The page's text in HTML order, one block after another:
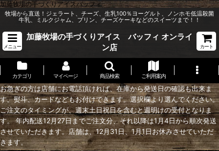
加藤牧場の手づくりアイスバッフィ
牧場から直送！ジェラート、チーズ、生乳100％ヨーグルト、ノンホモ低温殺菌
牛乳、ミルクジャム、プリン、チーズケーキなどのスイーツまで！！
メニュー
加藤牧場の手づくりアイス バッフィ オンライ
ン店
カート
カテゴリ マイページ 商品検索 ご利用案内
お急ぎの方は店舗にお電話頂ければ、在庫から発送日の確認も出来ま
す。熨斗、カードなどもお付けできます。選択欄より選んでください。
ご注文のタイミングが、週末土日祝日を含むと週明けの受付となりま
す。 年内配送12月27日までご注文分、それ以降は1月4日から順次発送
させていただきます。店舗は、12月31日、1月1日お休みさせていただ
きます。